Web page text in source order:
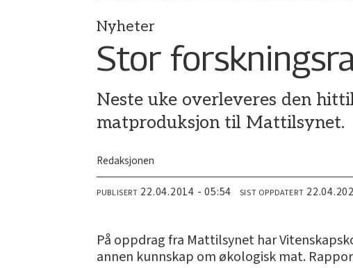
Nyheter
Stor
Neste uke overleveres den
matproduksjon til Mattilsynet.
Redaksjonen
PUBLISERT 22.04.2014 - 05:54 SIST OPPDATERT
På oppdrag fra Mattilsynet har
annen kunnskap om økologisk mat.